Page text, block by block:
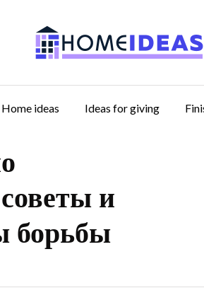
Home ideas Ideas for giving
и
борьбы